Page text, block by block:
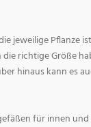
jeweilige Pflanze
die richtige Größe
hinaus kann es
für innen